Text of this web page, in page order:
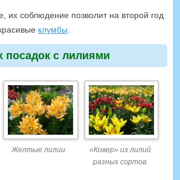
их соблюдение позволит на второй год
клумбы.
посадок с лилиями
Желтые лилии.
«Ковер» из лилий
разных сортов.